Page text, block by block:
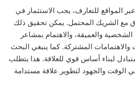
المواقع للتعارف، يجب الاستثمار في
مع الشريك المحتمل. يمكن تحقيق ذلك
والعميقة، والاهتمام بمشاعر
المشتركة. كما ينبغي البحث
لبناء أساس قوي للعلاقة. هذا يتطلب
الوقت والجهود لتطوير علاقة مستدامة